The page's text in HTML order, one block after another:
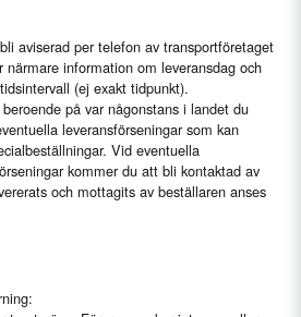
aviserad per telefon av transportföretaget
närmare information om leveransdag och
(ej exakt tidpunkt).
på var någonstans i landet du
leveransförseningar som kan
Vid eventuella
kommer du att bli kontaktad av
och mottagits av beställaren anses